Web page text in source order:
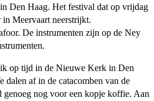
Den Haag. Het festival dat op vrijdag
in Meervaart neerstrijkt.
De instrumenten zijn op de Ney
op tijd in de Nieuwe Kerk in Den
dalen af in de catacomben van de
nog voor een kopje koffie. Aan